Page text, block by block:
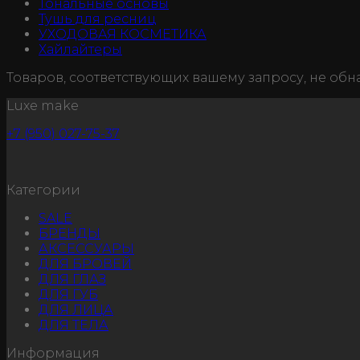
Тональные основы
Тушь для ресниц
УХОДОВАЯ КОСМЕТИКА
Хайлайтеры
Товаров, соответствующих вашему запросу, не
Luxe make
+7 (950) 027-75-37
Категории
SALE
БРЕНДЫ
АКСЕССУАРЫ
ДЛЯ БРОВЕЙ
ДЛЯ ГЛАЗ
ДЛЯ ГУБ
ДЛЯ ЛИЦА
ДЛЯ ТЕЛА
Информация